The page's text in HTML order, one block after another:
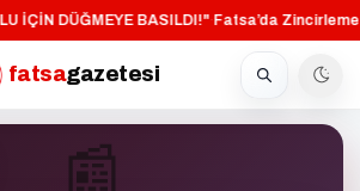
İÇİN DÜĞMEYE BASILDI!"·Fatsa’da Zincirleme
fatsagazetesi
📰